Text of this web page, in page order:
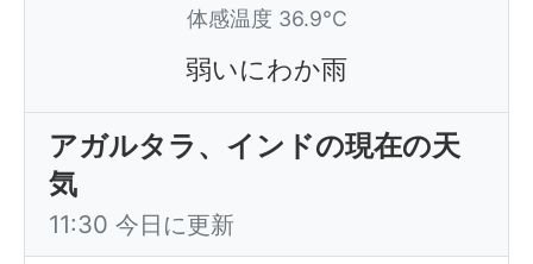
体感温度 36.9°C
弱いにわか雨
アガルタラ、インドの現在の天
気
11:30 今日に更新